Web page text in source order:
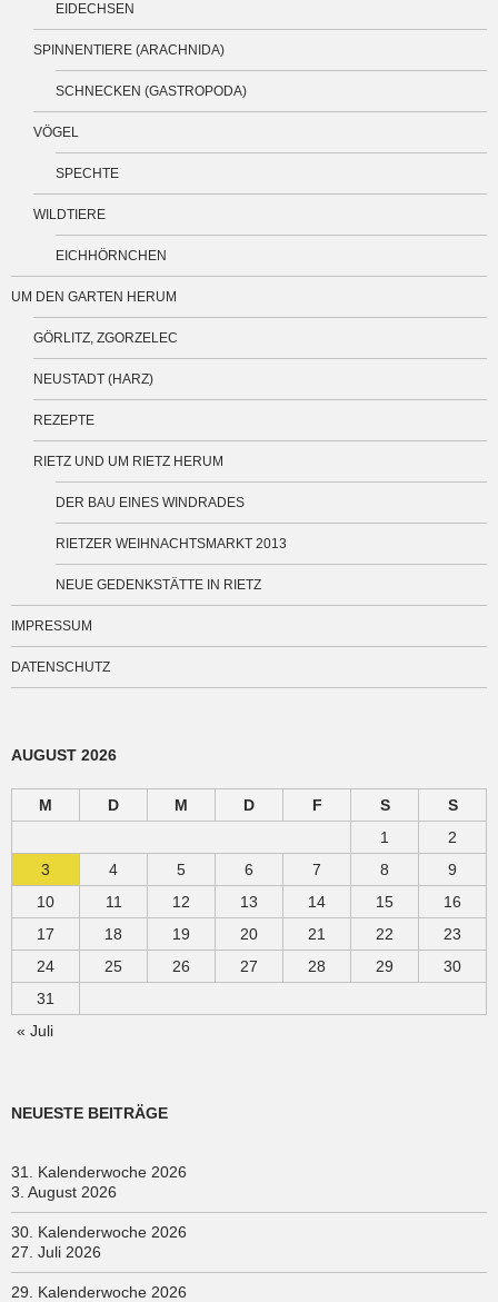
EIDECHSEN
SPINNENTIERE (ARACHNIDA)
SCHNECKEN (GASTROPODA)
VÖGEL
SPECHTE
WILDTIERE
EICHHÖRNCHEN
UM DEN GARTEN HERUM
GÖRLITZ, ZGORZELEC
NEUSTADT (HARZ)
REZEPTE
RIETZ UND UM RIETZ HERUM
DER BAU EINES WINDRADES
RIETZER WEIHNACHTSMARKT 2013
NEUE GEDENKSTÄTTE IN RIETZ
IMPRESSUM
DATENSCHUTZ
AUGUST 2026
M D M D F S
S
1
2
3
4 5 6 7 8
9
10
11 12 13 14 15
16
17
18 19 20 21 22
23
24
25 26 27 28 29
30
31
« Juli
NEUESTE BEITRÄGE
31. Kalenderwoche 2026
3. August 2026
30. Kalenderwoche 2026
27. Juli 2026
29. Kalenderwoche 2026